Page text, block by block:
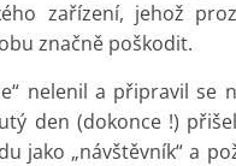
zařízení, jehož
značně poškodit.
nelenil a připravil se
den (dokonce !)
jako „návštěvník“ a